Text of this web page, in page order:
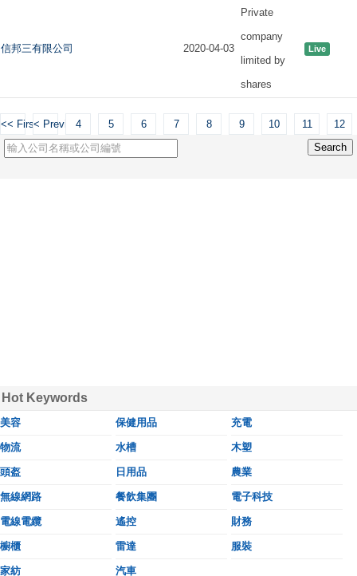
信邦三有限公司 2020-04-03
Private
company
limited by
shares
Live
<< First< Previous
4 5 6 7 8 9 10 11 12
Hot Keywords
美容 保健用品 充電
物流 水槽 木塑
頭盔 日用品 農業
無線網路 餐飲集團 電子科技
電線電纜 遙控 財務
櫥櫃 雷達 服裝
家紡 汽車